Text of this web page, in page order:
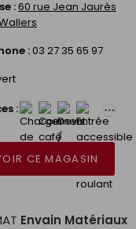
:60 rue Jean Jaurès
:03 27 35 65 97
:
CE MAGASIN
Envain Matériaux